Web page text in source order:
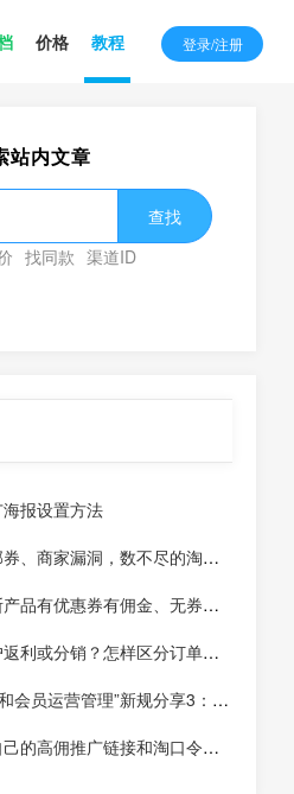
价格 教程 登录/注册
站内文章
查找
找同款 渠道ID
报设置方法
、商家漏洞，数不尽的淘宝
品有优惠券有佣金、无券无
利或分销？怎样区分订单是
绑定订单和客户？
会员运营管理”新规分享3：如
做好返利和加盟商运营？
的高佣推广链接和淘口令？